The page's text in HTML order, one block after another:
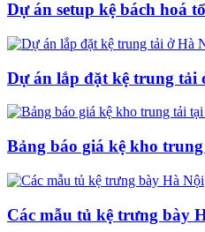
Dự án setup kệ bách hoá
Dự án lắp đặt kệ trung tải
Bảng báo giá kệ kho
Các mẫu tủ kệ trưng bày